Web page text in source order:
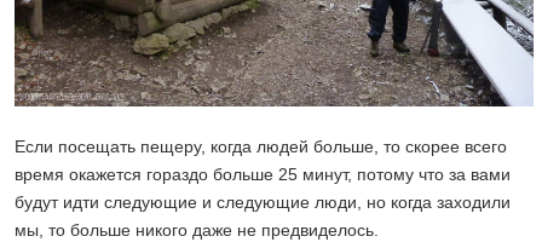
Если посещать пещеру, когда людей больше, то скорее всего
время окажется гораздо больше 25 минут, потому что за вами
будут идти следующие и следующие люди, но когда заходили
мы, то больше никого даже не предвиделось.